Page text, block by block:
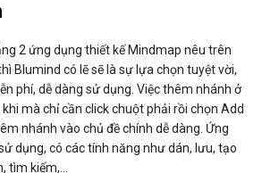
2 ứng dụng thiết kế Mindmap nêu trên
Blumind có lẽ sẽ là sự lựa chọn tuyệt vời,
phí, dễ dàng sử dụng. Việc thêm nhánh ở
mà chỉ cần click chuột phải rồi chọn Add
nhánh vào chủ đề chính dễ dàng. Ứng
dụng, có các tính năng như dán, lưu, tạo
tìm kiếm,…